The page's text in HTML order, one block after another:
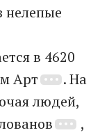
нелепые
в 4620
Арт
. На
людей,
,